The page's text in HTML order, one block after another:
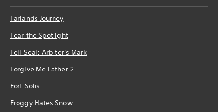
Farlands Journey
Fear the Spotlight
Fell Seal: Arbiter's Mark
Forgive Me Father 2
Fort Solis
Froggy Hates Snow